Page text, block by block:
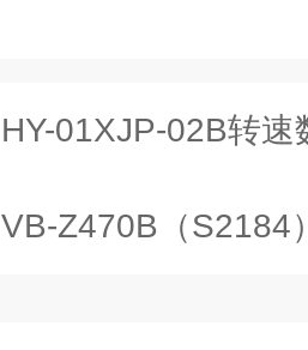
HY-01XJP-02B转速
VB-Z470B（S2184）-